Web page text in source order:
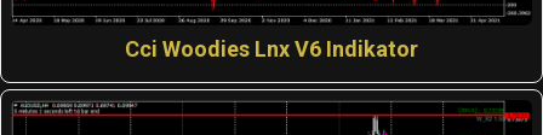
Cci Woodies Lnx V6 Indikator